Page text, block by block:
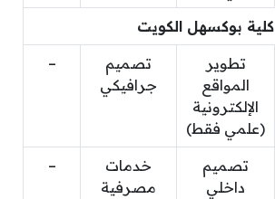
كلية بوكسهل الكويت
تطوير
المواقع
الإلكترونية
(علمي فقط)
تصميم
جرافيكي
–
تصميم
داخلي
خدمات
مصرفية
–